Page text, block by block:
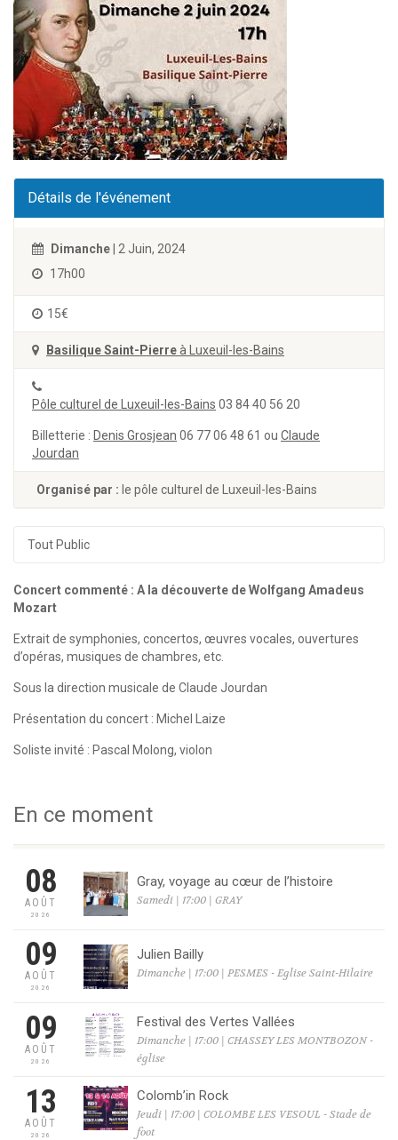
Détails de l'événement
Dimanche | 2 Juin, 2024
17h00
15€
Basilique Saint-Pierreà Luxeuil-les-Bains
Pôle culturel de Luxeuil-les-Bains 03 84 40 56 20
Billetterie : Denis Grosjean 06 77 06 48 61 ou Claude
Jourdan
Organisé par : le pôle culturel de Luxeuil-les-Bains
Tout Public
Concert commenté : A la découverte de Wolfgang Amadeus
Mozart
Extrait de symphonies, concertos, œuvres vocales, ouvertures
d’opéras, musiques de chambres, etc.
Sous la direction musicale de Claude Jourdan
Présentation du concert : Michel Laize
Soliste invité : Pascal Molong, violon
En ce moment
08
AOÛT
2026
Gray, voyage au cœur de l’histoire
Samedi | 17:00 | GRAY
09
AOÛT
2026
Julien Bailly
Dimanche | 17:00 | PESMES - Eglise Saint-Hilaire
09
AOÛT
2026
Festival des Vertes Vallées
Dimanche | 17:00 | CHASSEY LES MONTBOZON -
église
13
AOÛT
2026
Colomb’in Rock
Jeudi | 17:00 | COLOMBE LES VESOUL - Stade de
foot